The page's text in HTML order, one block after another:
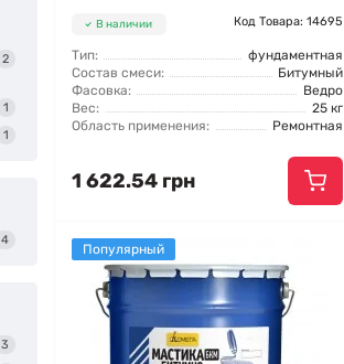
2
1
1
4
3
В наличии Код Товара: 14695
Тип:
фундаментная
Состав смеси:
Битумный
Фасовка:
Ведро
Вес:
25 кг
Область применения:
Ремонтная
1 622.54 грн
Популярный